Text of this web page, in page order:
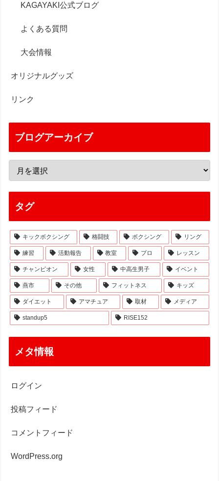
KAGAYAKI公式ブログ
よくある質問
大会情報
オリジナルグッズ
リンク
ブログアーカイブ
タグ
キックボクシング 格闘技 ボクシング リング
練習 活動報告 教室 プロ レッスン
チャンピオン 女性 中高生男子 イベント
燕市 その他 フィットネス キッズ
ダイエット アマチュア 取材 メディア
standup5 RISE152
メタ情報
ログイン
投稿フィード
コメントフィード
WordPress.org